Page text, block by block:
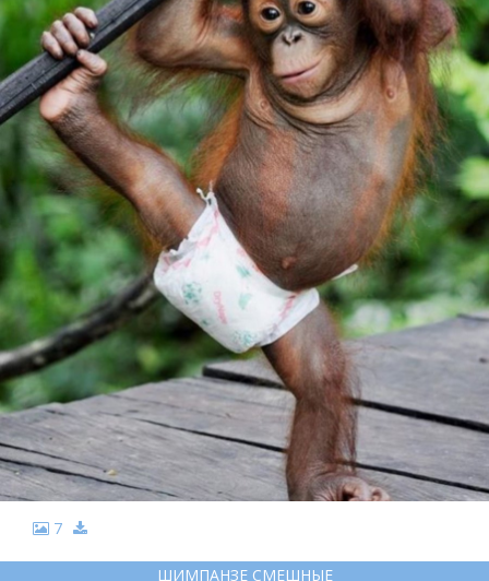
7
ШИМПАНЗЕ СМЕШНЫЕ